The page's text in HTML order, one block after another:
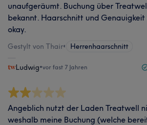
unaufgeräumt. Buchung über
bekannt. Haarschnitt und
okay.
Gestylt von Thair• Herrenhaarschnitt
Ludwig•vor fast 7 Jahren
Angeblich nutzt der Laden Treatwell
weshalb meine Buchung (welche